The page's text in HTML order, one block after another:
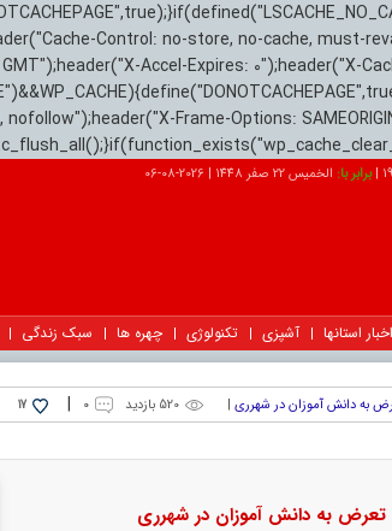
Control: no-store, no-cache, must-
Accel-Expires: 0");header("X-
Frame-Options:
|برابر با: الخميس 22 صفر 1448 |
2026-08-06
اخبار استانها آشپزی تکنولوژی چهره ها سبک زندگی
به دانش آموزان در شهرری | 520 بازدید ۰ |
17
تعرض به دانش آموزان در شهرری